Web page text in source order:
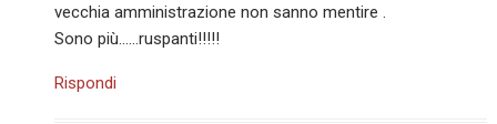
vecchia amministrazione non sanno mentire .
Sono più……ruspanti!!!!!
Rispondi